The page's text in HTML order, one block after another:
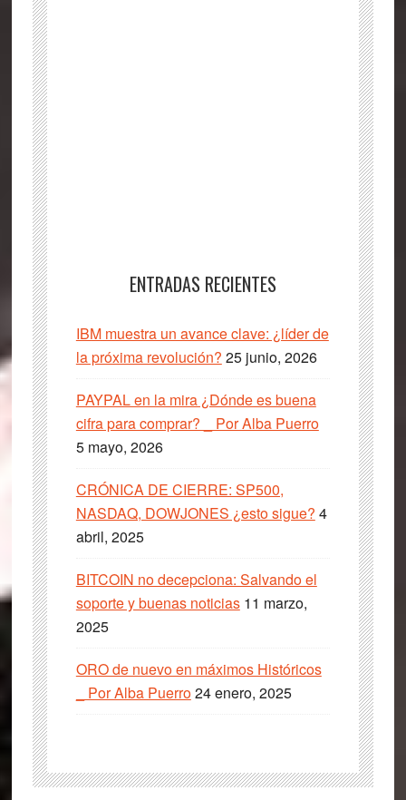
ENTRADAS RECIENTES
IBM muestra un avance clave: ¿líder de
la próxima revolución? 25 junio, 2026
PAYPAL en la mira ¿Dónde es buena
cifra para comprar? _ Por Alba Puerro
5 mayo, 2026
CRÓNICA DE CIERRE: SP500,
NASDAQ, DOWJONES ¿esto sigue? 4
abril, 2025
BITCOIN no decepciona: Salvando el
soporte y buenas noticias 11 marzo,
2025
ORO de nuevo en máximos Históricos
_ Por Alba Puerro24 enero, 2025